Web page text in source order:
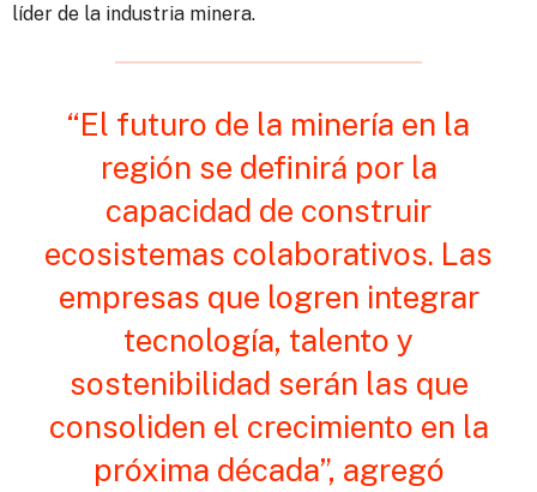
líder de la industria minera.
“El futuro de la minería en la
región se definirá por la
capacidad de construir
ecosistemas colaborativos. Las
empresas que logren integrar
tecnología, talento y
sostenibilidad serán las que
consoliden el crecimiento en la
próxima década”, agregó